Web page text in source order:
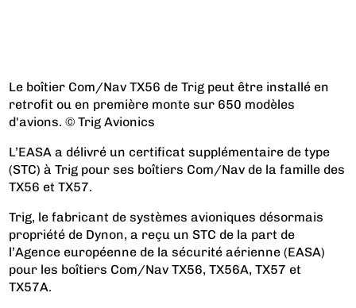
Le boîtier Com/Nav TX56 de Trig peut être installé en
retrofit ou en première monte sur 650 modèles
d'avions. © Trig Avionics
L’EASA a délivré un certificat supplémentaire de type
(STC) à Trig pour ses boîtiers Com/Nav de la famille des
TX56 et TX57.
Trig, le fabricant de systèmes avioniques désormais
propriété de Dynon, a reçu un STC de la part de
l’Agence européenne de la sécurité aérienne (EASA)
pour les boîtiers Com/Nav TX56, TX56A, TX57 et
TX57A.